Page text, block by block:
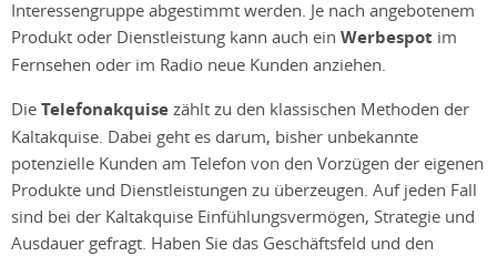
Interessengruppe abgestimmt werden. Je nach angebotenem
Produkt oder Dienstleistung kann auch ein Werbespot im
Fernsehen oder im Radio neue Kunden anziehen.
Die Telefonakquise zählt zu den klassischen Methoden der
Kaltakquise. Dabei geht es darum, bisher unbekannte
potenzielle Kunden am Telefon von den Vorzügen der eigenen
Produkte und Dienstleistungen zu überzeugen. Auf jeden Fall
sind bei der Kaltakquise Einfühlungsvermögen, Strategie und
Ausdauer gefragt. Haben Sie das Geschäftsfeld und den